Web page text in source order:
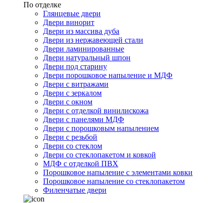
По отделке
Глянцевые двери
Двери винорит
Двери из массива дуба
Двери из нержавеющей стали
Двери ламинированные
Двери натуральный шпон
Двери под старину
Двери порошковое напыление и МДФ
Двери с витражами
Двери с зеркалом
Двери с окном
Двери с отделкой винилискожа
Двери с панелями МДФ
Двери с порошковым напылением
Двери с резьбой
Двери со стеклом
Двери со стеклопакетом и ковкой
МДФ с отделкой ПВХ
Порошковое напыление с элементами ковки
Порошковое напыление со стеклопакетом
Филенчатые двери